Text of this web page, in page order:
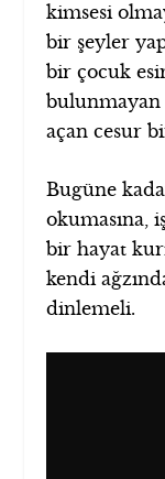
kimsesi
bir şeyler
bir çocuk
açan cesur
Bugüne
okumasına,
bir hayat
kendi
dinlemeli.